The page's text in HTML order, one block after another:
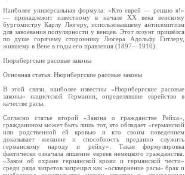
Наиболее универсальная формула: «Кто еврей — решаю я!»
— принадлежит известному в начале XX века венскому
бургомистру Карлу Люгеру, использовавшему антисемитизм
для завоевания популярности у венцев. Этот лозунг пришёлся
по душе горячему стороннику Люгера Адольфу Гитлеру,
жившему в Вене в годы его правления (1897—1910).
Нюрнбергские расовые законы
Основная статья: Нюрнбергские расовые законы
В этой связи, наиболее известны «Нюрнбергские расовые
законы» нацистской Германии, определявшие еврейство в
качестве расы.
Согласно статье второй «Закона о гражданстве Рейха»,
гражданином может быть лишь тот, кто обладает «германской
или родственной ей кровью и кто своим поведением
доказывает желание и способность преданно служить
германскому народу и рейху». Такая формулировка
фактически означала лишение евреев немецкого гражданства.
«Закон об охране германской крови и германской чести»
среди ряда запретов запрещал как «осквернение расы» брак и